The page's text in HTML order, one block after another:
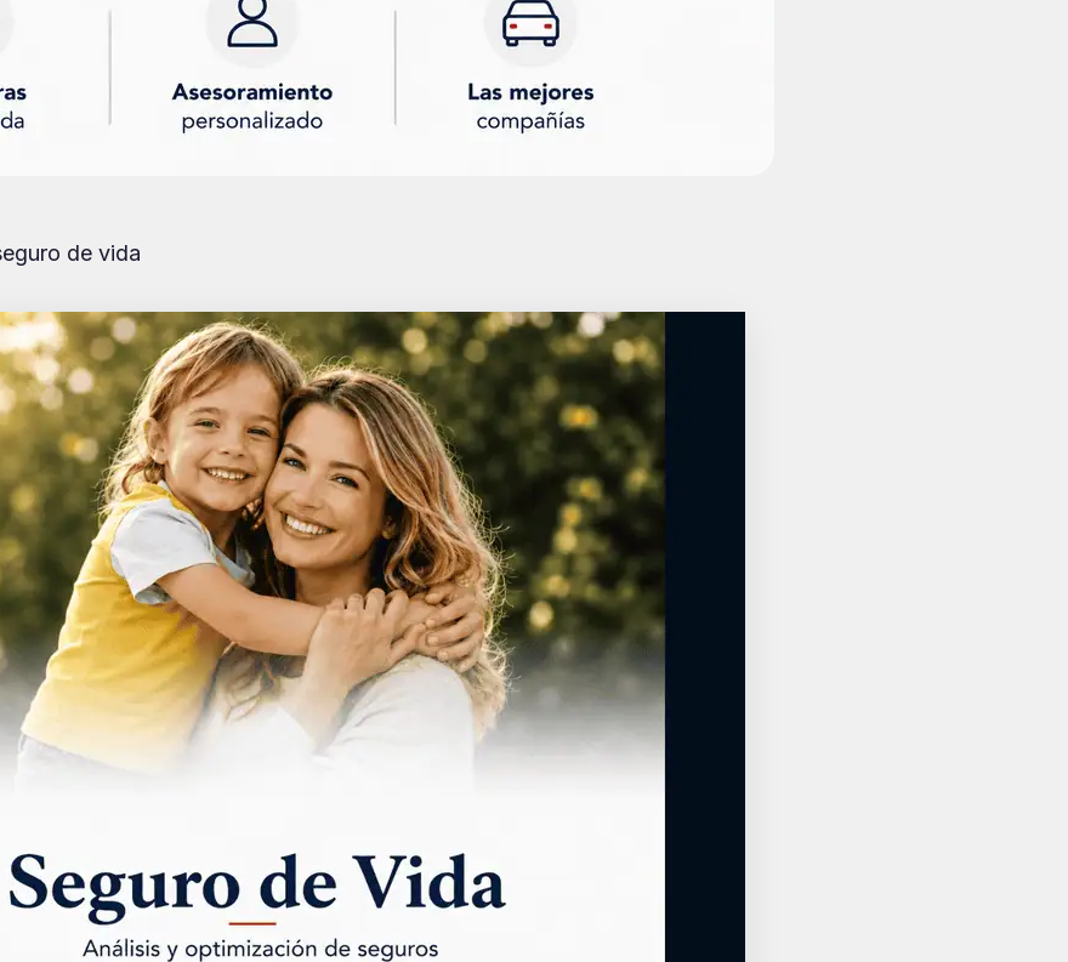
de vida